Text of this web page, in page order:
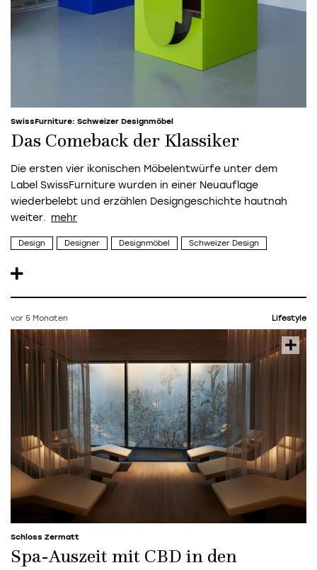
SwissFurniture: Schweizer Designmöbel
Das Comeback der Klassiker
Die ersten vier ikonischen Möbelentwürfe unter dem
Label SwissFurniture wurden in einer Neuauflage
wiederbelebt und erzählen Designgeschichte hautnah
weiter.
Design Designer Designmöbel Schweizer Design
vor 5 Monaten Lifestyle
Schloss Zermatt
Spa-Auszeit mit CBD in den